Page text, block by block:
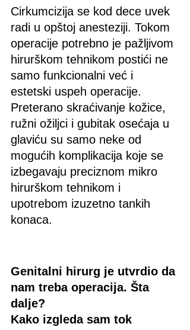
Cirkumcizija se kod dece uvek
radi u opštoj anesteziji. Tokom
operacije potrebno je pažljivom
hirurškom tehnikom postići ne
samo funkcionalni već i
estetski uspeh operacije.
Preterano skraćivanje kožice,
ružni ožiljci i gubitak osećaja u
glaviću su samo neke od
mogućih komplikacija koje se
izbegavaju preciznom mikro
hirurškom tehnikom i
upotrebom izuzetno tankih
konaca.
Genitalni hirurg je utvrdio da
nam treba operacija. Šta
dalje?
Kako izgleda sam tok